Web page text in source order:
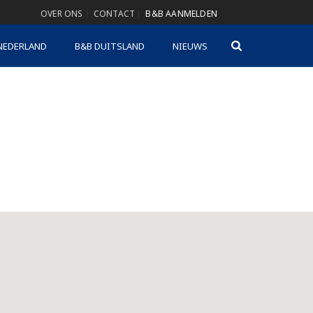
OVER ONS CONTACT B&B AANMELDEN
B&B DUITSLAND NIEUWS